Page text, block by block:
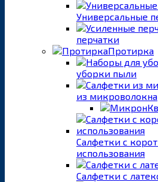
Универсальные
перчатки
Протирка
уборки пыли
из микроволокна
Салфетки с
использования
Салфетки с